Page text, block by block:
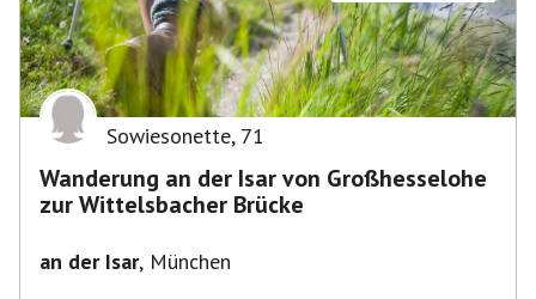
Sowiesonette, 71
Wanderung an der Isar von Großhesselohe
zur Wittelsbacher Brücke
an der Isar, München